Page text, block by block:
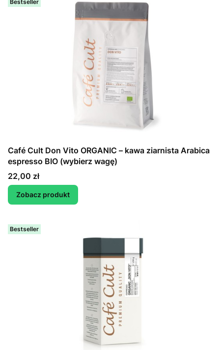
Bestseller
Café Cult Don Vito ORGANIC – kawa ziarnista Arabica
espresso BIO (wybierz wagę)
Cena
22,00 zł
Zobacz produkt
Bestseller